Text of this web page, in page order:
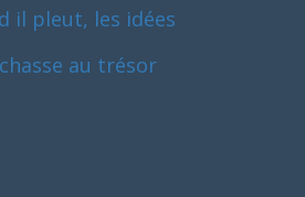
il pleut, les idées
au trésor